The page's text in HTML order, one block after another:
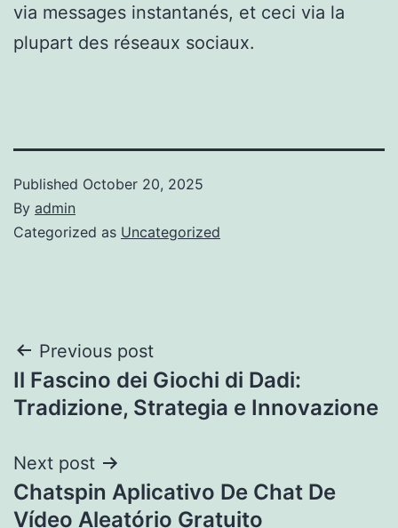
via messages instantanés, et ceci via la
plupart des réseaux sociaux.
Published October 20, 2025
By admin
Categorized as Uncategorized
Post
navigation
Previous post
Il Fascino dei Giochi di Dadi:
Tradizione, Strategia e Innovazione
Next post
Chatspin Aplicativo De Chat De
Vídeo Aleatório Gratuito